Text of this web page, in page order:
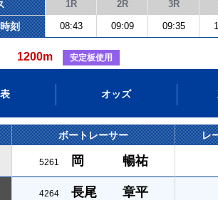
1R 2R 3R
刻 08:43 09:09 09:35
1200m 安定板使用
オッズ
ボートレーサー レ
5261 岡 暢祐
4264 長尾 章平